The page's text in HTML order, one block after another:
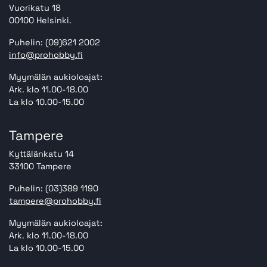
Vuorikatu 18
00100 Helsinki.
Puhelin: (09)621 2002
info@prohobby.fi
Myymälän aukioloajat:
Ark. klo 11.00-18.00
La klo 10.00-15.00
Tampere
Kyttälänkatu 14
33100 Tampere
Puhelin: (03)389 1190
tampere@prohobby.fi
Myymälän aukioloajat:
Ark. klo 11.00-18.00
La klo 10.00-15.00